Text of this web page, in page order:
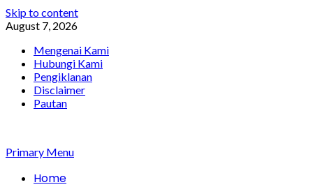
Skip to content
August 7, 2026
Mengenai Kami
Hubungi Kami
Pengiklanan
Disclaimer
Pautan
Primary Menu
Home